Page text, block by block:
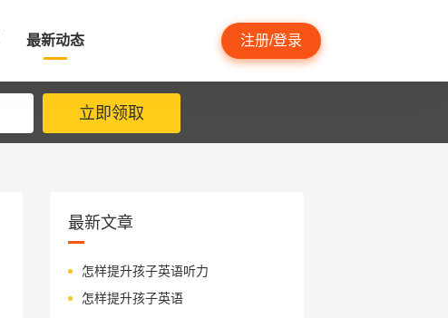
最新动态 注册/登录
立即领取
最新文章
怎样提升孩子英语听力
怎样提升孩子英语